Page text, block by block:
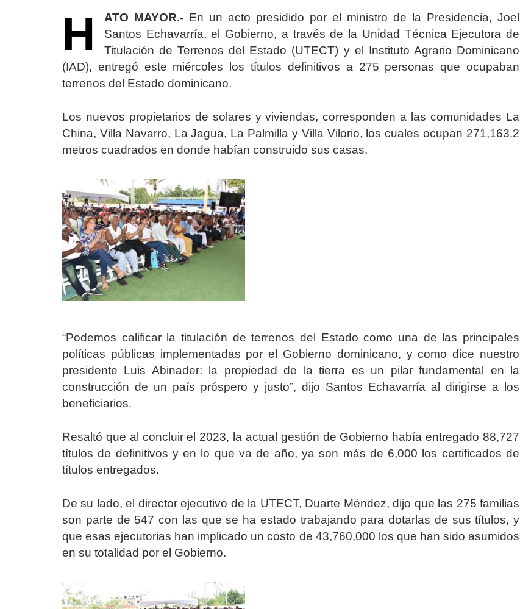
H ATO MAYOR.-En un acto presidido por el ministro de la Presidencia, Joel
Santos Echavarría, el Gobierno, a través de la Unidad Técnica Ejecutora de
Titulación de Terrenos del Estado (UTECT) y el Instituto Agrario Dominicano
(IAD), entregó este miércoles los títulos definitivos a 275 personas que ocupaban
terrenos del Estado dominicano.
Los nuevos propietarios de solares y viviendas, corresponden a las comunidades La
China, Villa Navarro, La Jagua, La Palmilla y Villa Vilorio, los cuales ocupan 271,163.2
metros cuadrados en donde habían construido sus casas.
“Podemos calificar la titulación de terrenos del Estado como una de las principales
políticas públicas implementadas por el Gobierno dominicano, y como dice nuestro
presidente Luis Abinader: la propiedad de la tierra es un pilar fundamental en la
construcción de un país próspero y justo”, dijo Santos Echavarría al dirigirse a los
beneficiarios.
Resaltó que al concluir el 2023, la actual gestión de Gobierno había entregado 88,727
títulos de definitivos y en lo que va de año, ya son más de 6,000 los certificados de
títulos entregados.
De su lado, el director ejecutivo de la UTECT, Duarte Méndez, dijo que las 275 familias
son parte de 547 con las que se ha estado trabajando para dotarlas de sus títulos, y
que esas ejecutorias han implicado un costo de 43,760,000 los que han sido asumidos
en su totalidad por el Gobierno.